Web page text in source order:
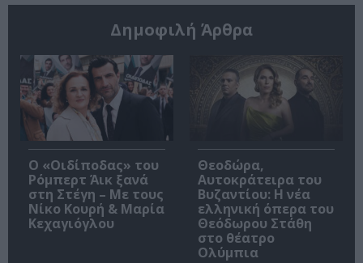
Δημοφιλή Άρθρα
O «Οιδίποδας» του
Ρόμπερτ Άικ ξανά
στη Στέγη – Με τους
Νίκο Κουρή & Μαρία
Κεχαγιόγλου
Θεοδώρα,
Αυτοκράτειρα του
Βυζαντίου: Η νέα
ελληνική όπερα του
Θεόδωρου Στάθη
στο θέατρο
Ολύμπια